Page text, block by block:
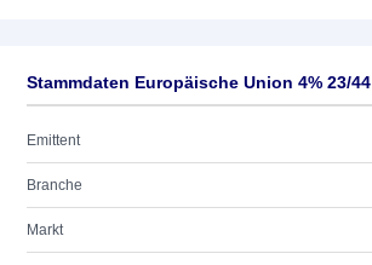
Stammdaten Europäische Union 4% 23/44
Emittent
Branche
Markt